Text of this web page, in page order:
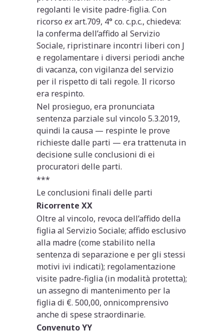
regolanti le visite padre-figlia. Con
ricorsoexart.709, 4° co. c.p.c., chiedeva:
la conferma dell’affido al Servizio
Sociale, ripristinare incontri liberi con J
e regolamentare i diversi periodi anche
di vacanza, con vigilanza del servizio
per il rispetto di tali regole. Il ricorso
era respinto.
Nel prosieguo, era pronunciata
sentenza parziale sul vincolo 5.3.2019,
quindi la causa — respinte le prove
richieste dalle parti — era trattenuta in
decisione sulle conclusioni di ei
procuratori delle parti.
***
Le conclusioni finali delle parti
Ricorrente XX
Oltre al vincolo, revoca dell’affido della
figlia al Servizio Sociale; affido esclusivo
alla madre (come stabilito nella
sentenza di separazione e per gli stessi
motivi ivi indicati); regolamentazione
visite padre-figlia (in modalità protetta);
un assegno di mantenimento per la
figlia di €. 500,00, onnicomprensivo
anche di spese straordinarie.
Convenuto YY